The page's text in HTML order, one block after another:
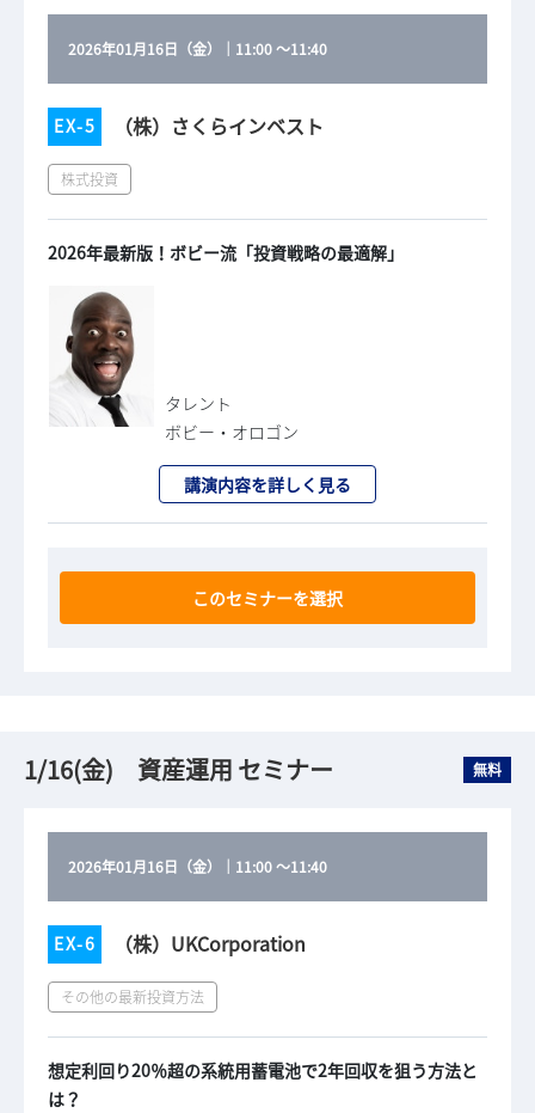
2026年01月16日（金） 11:00～11:40
EX-5 （株）さくらインベスト
株式投資
2026年最新版！ボビー流「投資戦略の最適解」
タレント
ボビー・オロゴン
講演内容を詳しく見る
このセミナーを選択
1/16(金) 資産運用 セミナー 無料
2026年01月16日（金） 11:00～11:40
EX-6 （株）UKCorporation
その他の最新投資方法
想定利回り20％超の系統用蓄電池で2年回収を狙う方法と
は？